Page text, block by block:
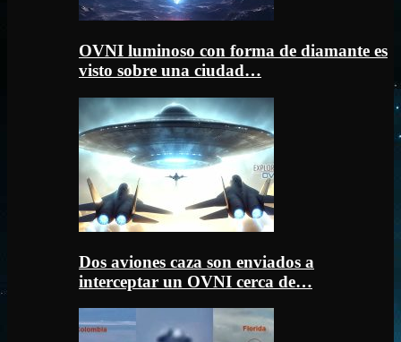
OVNI luminoso con forma de diamante es
visto sobre una ciudad…
Dos aviones caza son enviados a
interceptar un OVNI cerca de…